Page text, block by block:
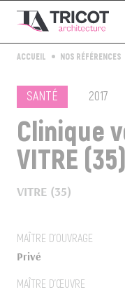
ACCUEIL NOS RÉFÉRENCES
SANTÉ 2017
Clinique
VITRE (35)
VITRE (35)
MAÎTRE D’OUVRAGE
Privé
MAÎTRE D’ŒUVRE